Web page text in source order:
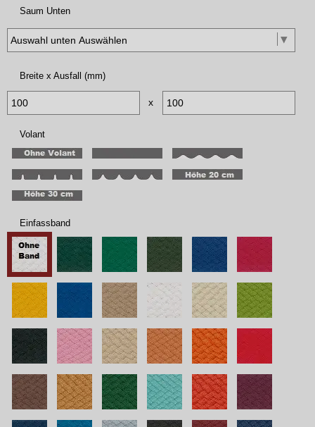
Saum Unten
Breite x Ausfall (mm)
x
Volant
Einfassband